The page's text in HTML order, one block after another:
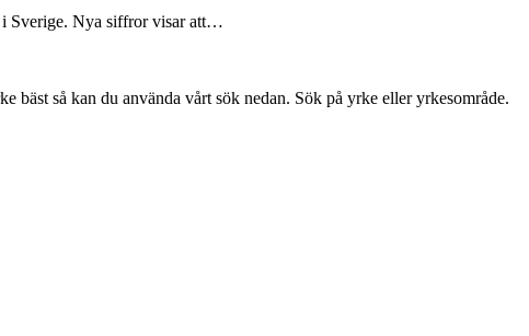
i Sverige. Nya siffror visar att…
bäst så kan du använda vårt sök nedan. Sök på yrke eller yrkesområde.